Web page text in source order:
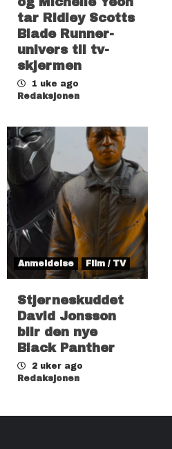
tar Ridley Scotts
Blade Runner-
univers til tv-
skjermen
1 uke ago
Redaksjonen
Anmeldelse Film / TV
Stjerneskuddet
David Jonsson
blir den nye
Black Panther
2 uker ago
Redaksjonen